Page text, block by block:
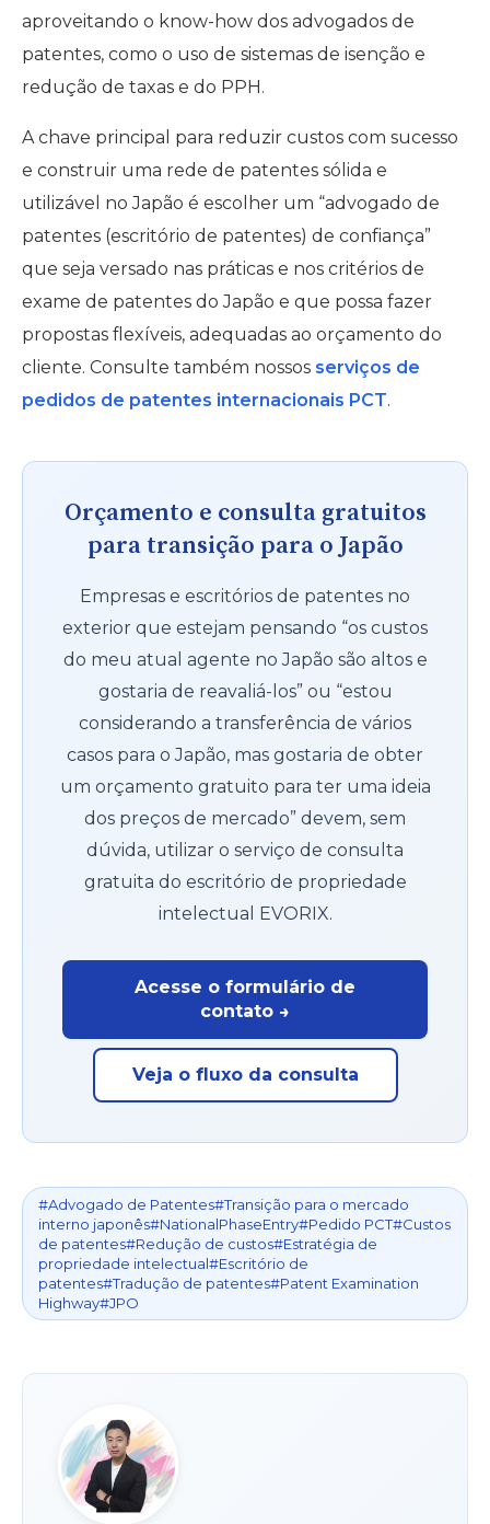
aproveitando o know-how dos advogados de
patentes, como o uso de sistemas de isenção e
redução de taxas e do PPH.
A chave principal para reduzir custos com sucesso
e construir uma rede de patentes sólida e
utilizável no Japão é escolher um “advogado de
patentes (escritório de patentes) de confiança”
que seja versado nas práticas e nos critérios de
exame de patentes do Japão e que possa fazer
propostas flexíveis, adequadas ao orçamento do
cliente. Consulte também nossos serviços de
pedidos de patentes internacionais PCT.
Orçamento e consulta gratuitos
para transição para o Japão
Empresas e escritórios de patentes no
exterior que estejam pensando “os custos
do meu atual agente no Japão são altos e
gostaria de reavaliá-los” ou “estou
considerando a transferência de vários
casos para o Japão, mas gostaria de obter
um orçamento gratuito para ter uma ideia
dos preços de mercado” devem, sem
dúvida, utilizar o serviço de consulta
gratuita do escritório de propriedade
intelectual EVORIX.
Acesse o formulário de
contato →
Veja o fluxo da consulta
#Advogado de Patentes#Transição para o mercado
interno japonês#NationalPhaseEntry#Pedido PCT#Custos
de patentes#Redução de custos#Estratégia de
propriedade intelectual#Escritório de
patentes#Tradução de patentes#Patent Examination
Highway#JPO